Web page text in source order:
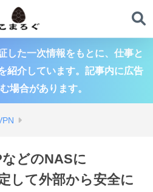
した一次情報をもとに、仕事と
紹介しています。記事内に広告
場合があります。
どのNASに
して外部から安全に